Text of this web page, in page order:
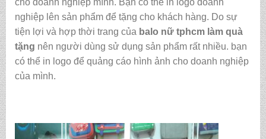
cho doanh nghiệp mình. Bạn có thể in logo doanh
nghiệp lên sản phẩm để tặng cho khách hàng. Do sự
tiện lợi và hợp thời trang của balo nữ tphcm làm quà
tặng nên người dùng sử dụng sản phẩm rất nhiều. bạn
có thể in logo để quảng cáo hình ảnh cho doanh nghiệp
của mình.